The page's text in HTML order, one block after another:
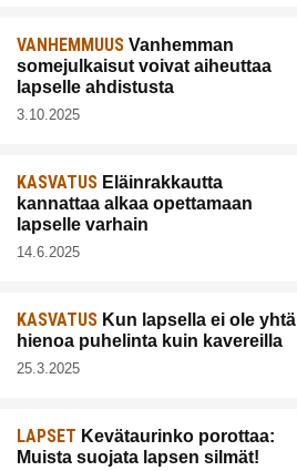
VANHEMMUUS Vanhemman
somejulkaisut voivat aiheuttaa
lapselle ahdistusta
3.10.2025
KASVATUS Eläinrakkautta
kannattaa alkaa opettamaan
lapselle varhain
14.6.2025
KASVATUS Kun lapsella ei ole yhtä
hienoa puhelinta kuin kavereilla
25.3.2025
LAPSET Kevätaurinko porottaa:
Muista suojata lapsen silmät!